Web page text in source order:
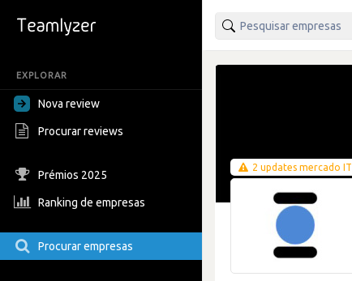
EXPLORAR
Nova review
Procurar reviews
Prémios 2025
Ranking de empresas
Procurar empresas
2 updates mercado IT